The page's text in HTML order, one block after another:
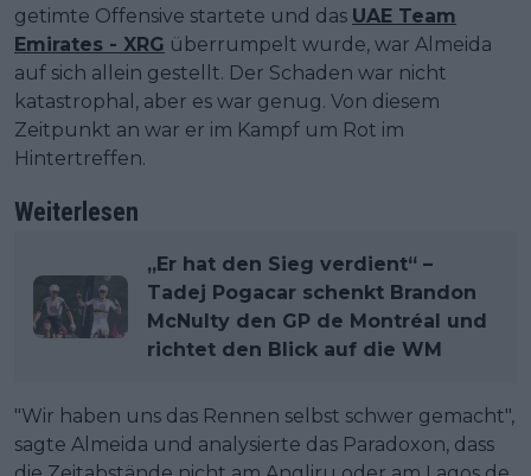
getimte Offensive startete und das UAE Team
Emirates - XRG überrumpelt wurde, war Almeida
auf sich allein gestellt. Der Schaden war nicht
katastrophal, aber es war genug. Von diesem
Zeitpunkt an war er im Kampf um Rot im
Hintertreffen.
Weiterlesen
„Er hat den Sieg verdient“ –
Tadej Pogacar schenkt Brandon
McNulty den GP de Montréal und
richtet den Blick auf die WM
"Wir haben uns das Rennen selbst schwer gemacht",
sagte Almeida und analysierte das Paradoxon, dass